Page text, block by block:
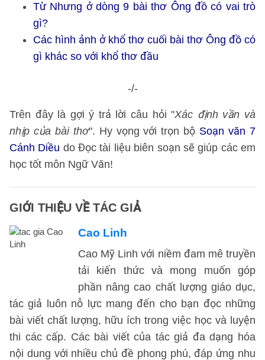
Từ Nhưng ở dòng 9 bài thơ Ông đồ có vai trò
gì?
Các hình ảnh ở khổ thơ cuối bài thơ Ông đồ có
gì khác so với khổ thơ đầu
-/-
Trên đây là gợi ý trả lời câu hỏi "Xác định vần và
nhịp của bài thơ". Hy vọng với trọn bộ Soạn văn 7
Cánh Diều do Đọc tài liệu biên soạn sẽ giúp các em
học tốt môn Ngữ Văn!
GIỚI THIỆU VỀ TÁC GIẢ
Cao Linh
Cao Mỹ Linh với niềm đam mê truyền
tải kiến thức và mong muốn góp
phần nâng cao chất lượng giáo dục,
tác giả luôn nỗ lực mang đến cho bạn đọc những
bài viết chất lượng, hữu ích trong việc học và luyện
thi các cấp. Các bài viết của tác giả đa dạng hóa
nội dung với nhiều chủ đề phong phú, đáp ứng nhu